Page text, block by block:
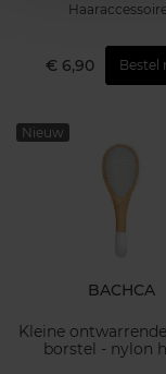
€ 6,90 Bestel
Nieuw
BACHCA
Kleine
borstel - nylon